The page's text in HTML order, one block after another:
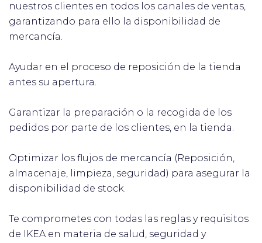
nuestros clientes en todos los canales de ventas,
garantizando para ello la disponibilidad de
mercancía.
Ayudar en el proceso de reposición de la tienda
antes su apertura.
Garantizar la preparación o la recogida de los
pedidos por parte de los clientes, en la tienda.
Optimizar los flujos de mercancía (Reposición,
almacenaje, limpieza, seguridad) para asegurar la
disponibilidad de stock.
Te comprometes con todas las reglas y requisitos
de IKEA en materia de salud, seguridad y